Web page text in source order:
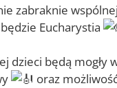
zabraknie
Eucharystia
dzieci będą mogły
oraz